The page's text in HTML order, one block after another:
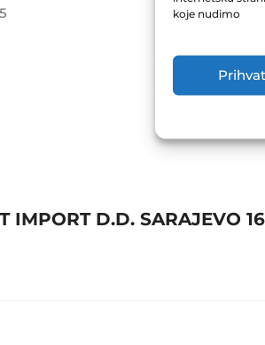
koje nudimo
IMPORT D.D. SARAJEVO